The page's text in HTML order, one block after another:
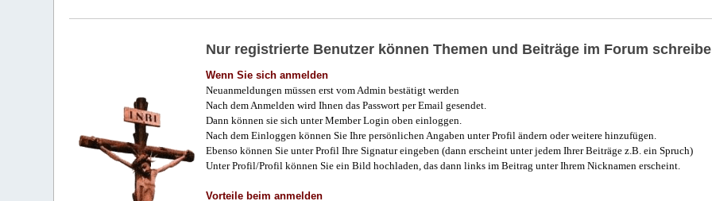
Nur registrierte Benutzer können Themen und Beiträge im Forum
Wenn Sie sich anmelden
Neuanmeldungen müssen erst vom Admin bestätigt werden
Nach dem Anmelden wird Ihnen das Passwort per Email gesendet.
Dann können sie sich unter Member Login oben einloggen.
Nach dem Einloggen können Sie Ihre persönlichen Angaben unter Profil ändern oder weitere hinzufügen.
Ebenso können Sie unter Profil Ihre Signatur eingeben (dann erscheint unter jedem Ihrer Beiträge z.B. ein Spruch)
Unter Profil/Profil können Sie ein Bild hochladen, das dann links im Beitrag unter Ihrem Nicknamen erscheint.
Vorteile beim anmelden